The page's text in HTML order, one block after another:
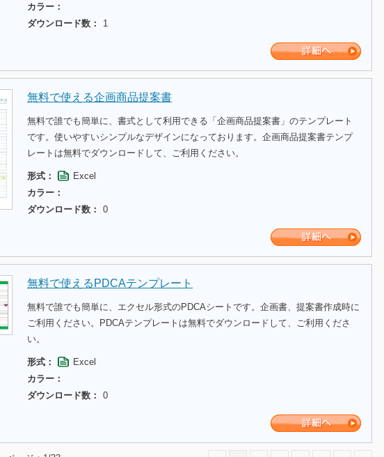
カラー：
ダウンロード数：
1
無料で使える企画商品提案書
無料で誰でも簡単に、書式として利用できる「企画商品提案書」のテンプレート
です。使いやすいシンプルなデザインになっております。企画商品提案書テンプ
レートは無料でダウンロードして、ご利用ください。
形式：
Excel
カラー：
ダウンロード数：
0
無料で使えるPDCAテンプレート
無料で誰でも簡単に、エクセル形式のPDCAシートです。企画書、提案書作成時に
ご利用ください。PDCAテンプレートは無料でダウンロードして、ご利用くださ
い。
形式：
Excel
カラー：
ダウンロード数：
0